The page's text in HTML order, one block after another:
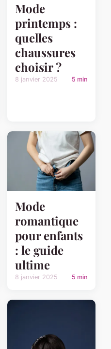
Mode
printemps :
quelles
chaussures
choisir ?
8 janvier 2025 5 min
Mode
romantique
pour enfants
: le guide
ultime
8 janvier 2025 5 min